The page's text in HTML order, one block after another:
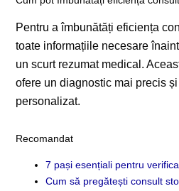
Pentru a îmbunătăți eficiența
toate informațiile necesare
un scurt rezumat medical.
ofere un diagnostic mai precis
personalizat.
Recomandat
7 pași esențiali pentru
Cum să pregătești consult